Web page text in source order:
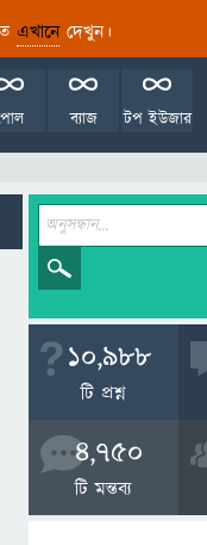
এখানেদেখুন।
টপ ইউজার
ব্যাজ
10,988
টি প্রশ্ন
4,750
টি মন্তব্য